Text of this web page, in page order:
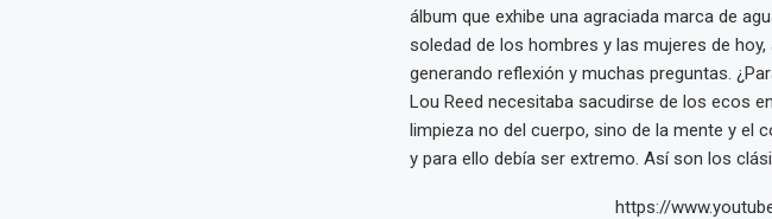
álbum que exhibe una agraciada marca de
soledad de los hombres y las mujeres de
generando reflexión y muchas preguntas.
Lou Reed necesitaba sacudirse de los ecos
limpieza no del cuerpo, sino de la mente y el
y para ello debía ser extremo. Así son los
https://